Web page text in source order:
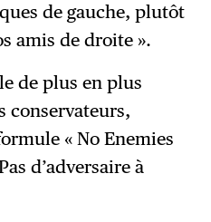
de gauche, plutôt
amis de droite ».
de plus en plus
conservateurs,
« No Enemies
d’adversaire à